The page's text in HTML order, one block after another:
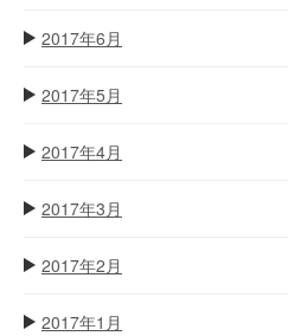
2017年6月
2017年5月
2017年4月
2017年3月
2017年2月
2017年1月